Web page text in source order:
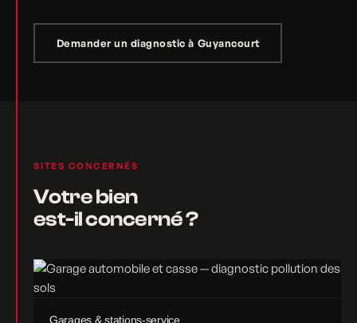
Demander un diagnostic à Guyancourt
SITES CONCERNÉS
Votre bien
est-il concerné ?
Garages & stations-service